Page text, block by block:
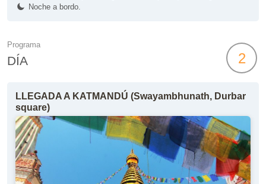
Noche a bordo.
Programa
DÍA 2
LLEGADA A KATMANDÚ (Swayambhunath, Durbar
square)